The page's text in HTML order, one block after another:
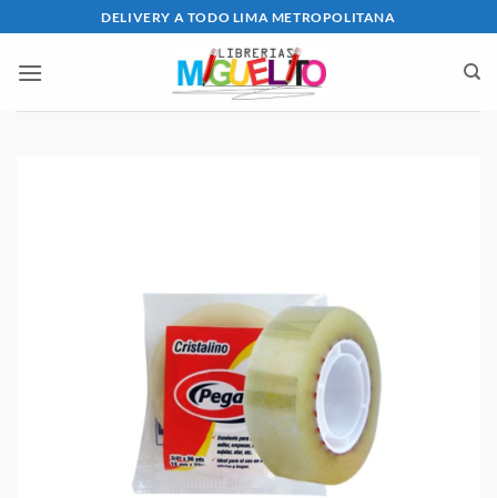
al
contenido
DELIVERY A TODO LIMA METROPOLITANA